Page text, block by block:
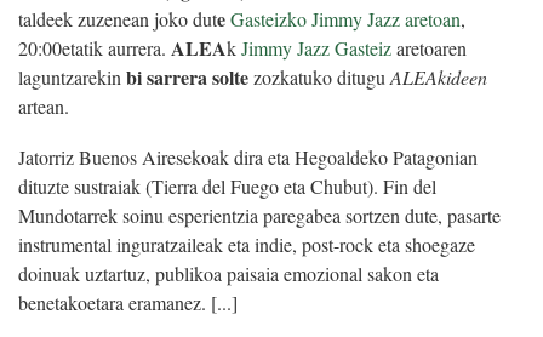
taldeek zuzenean joko duteGasteizko Jimmy Jazz aretoan,
20:00etatik aurrera. ALEAkJimmy Jazz Gasteizaretoaren
laguntzarekin bi sarrera soltezozkatuko ditugu ALEAkideen
artean.
Jatorriz Buenos Airesekoak dira eta Hegoaldeko Patagonian
dituzte sustraiak (Tierra del Fuego eta Chubut). Fin del
Mundotarrek soinu esperientzia paregabea sortzen dute, pasarte
instrumental inguratzaileak eta indie, post-rock eta shoegaze
doinuak uztartuz, publikoa paisaia emozional sakon eta
benetakoetara eramanez. [...]